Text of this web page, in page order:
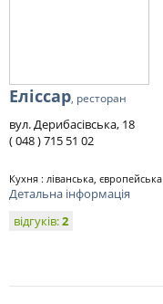
Еліссар, ресторан
вул. Дерибасівська, 18
( 048 ) 715 51 02
Кухня : ліванська, європейська
Детальна інформація
відгуків:2